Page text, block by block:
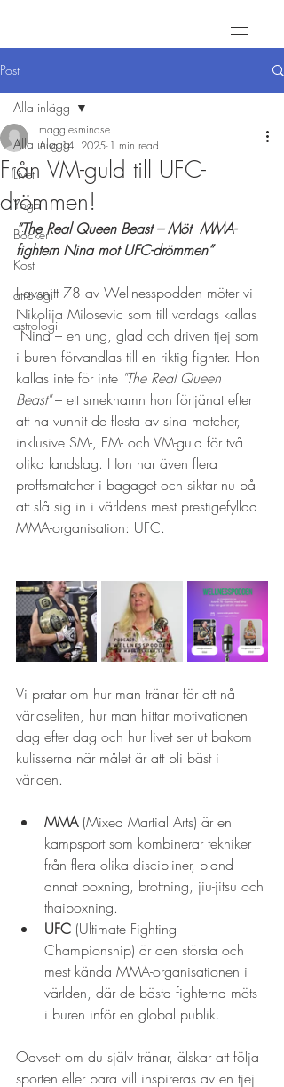
Post
Alla inlägg
Livet
Yoga
Böcker
Kost
atrologi
astrologi
Alla inlägg
Från VM-guld till UFC-
drömmen!
maggiesmindse
Aug 14, 2025 1 min read
“The Real Queen Beast – Möt  MMA-
fightern Nina mot UFC-drömmen”
I avsnitt 78 av Wellnesspodden möter vi
Nikolija Milosevic som till vardags kallas
Nina – en ung, glad och driven tjej som
i buren förvandlas till en riktig fighter. Hon
kallas inte för inte "The Real Queen
Beast" – ett smeknamn hon förtjänat efter
att ha vunnit de flesta av sina matcher,
inklusive SM-, EM- och VM-guld för två
olika landslag. Hon har även flera
proffsmatcher i bagaget och siktar nu på
att slå sig in i världens mest prestigefyllda
MMA-organisation: UFC.
Vi pratar om hur man tränar för att nå
världseliten, hur man hittar motivationen
dag efter dag och hur livet ser ut bakom
kulisserna när målet är att bli bäst i
världen.
MMA (Mixed Martial Arts) är en
kampsport som kombinerar tekniker
från flera olika discipliner, bland
annat boxning, brottning, jiu-jitsu och
thaiboxning.
UFC (Ultimate Fighting
Championship) är den största och
mest kända MMA-organisationen i
världen, där de bästa fighterna möts
i buren inför en global publik.
Oavsett om du själv tränar, älskar att följa
sporten eller bara vill inspireras av en tjej